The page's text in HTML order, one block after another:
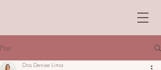
Post
Dra. Denise Lima